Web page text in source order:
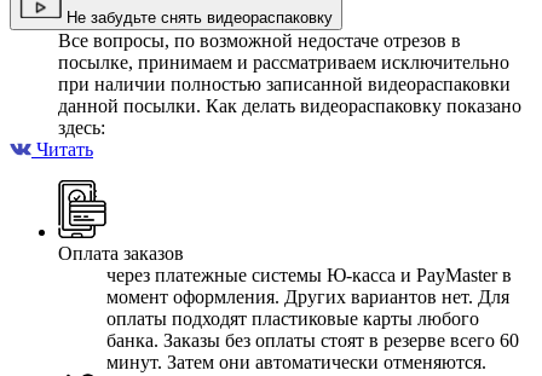
Не забудьте снять видеораспаковку
Все вопросы, по возможной недостаче отрезов в
посылке, принимаем и рассматриваем исключительно
при наличии полностью записанной видеораспаковки
данной посылки. Как делать видеораспаковку показано
здесь:
Читать
Оплата заказов
через платежные системы Ю-касса и PayMaster в
момент оформления. Других вариантов нет. Для
оплаты подходят пластиковые карты любого
банка. Заказы без оплаты стоят в резерве всего 60
минут. Затем они автоматически отменяются.